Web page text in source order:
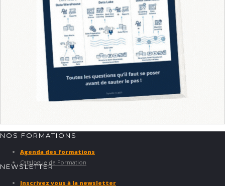
NOS FORMATIONS
Agenda des formations
Catalogue de Formation
NEWSLETTER
Inscrivez vous à la newsletter